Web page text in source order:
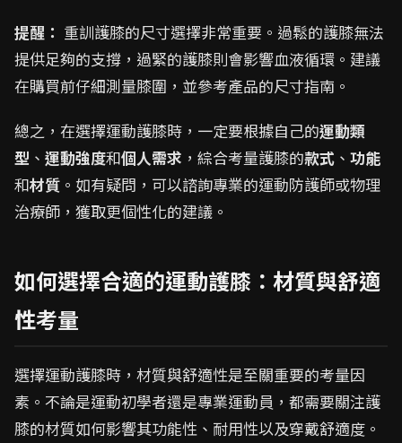
提醒： 重訓護膝的尺寸選擇非常重要。過鬆的護膝無法
提供足夠的支撐，過緊的護膝則會影響血液循環。建議
在購買前仔細測量膝圍，並參考產品的尺寸指南。
總之，在選擇運動護膝時，一定要根據自己的運動類
型 、 運動強度和個人需求 ，綜合考量護膝的款式 、 功能
和材質 。如有疑問，可以諮詢專業的運動防護師或物理
治療師，獲取更個性化的建議。
如何選擇合適的運動護膝：材質與舒適
性考量
選擇運動護膝時，材質與舒適性是至關重要的考量因
素。不論是運動初學者還是專業運動員，都需要關注護
膝的材質如何影響其功能性、耐用性以及穿戴舒適度。